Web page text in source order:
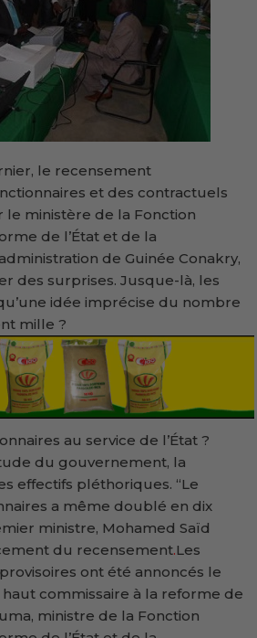
le recensement
et des contractuels
le ministère de la Fonction
de l’État et de la
de Guinée Conakry,
des surprises. Jusque-là, les
idée imprécise du nombre
mille ?
au service de l’État ?
du gouvernement, la
effectifs pléthoriques. “Le
a même doublé en dix
ministre, Mohamed Saïd
du recensement.Les
ont été annoncés le
haut commissaire à la reforme de
ministre de la Fonction